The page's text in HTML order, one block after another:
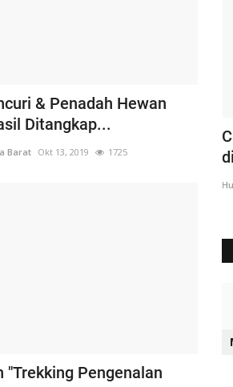
& Penadah Hewan
Ditangkap...
Barat Okt 13, 2019 1725
"Trekking Pengenalan
Kunker | Kapolda NTT
Gelar...